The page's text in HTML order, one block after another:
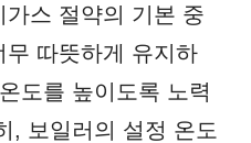
스 절약의 기본 중
따뜻하게 유지하
도를 높이도록 노력
, 보일러의 설정 온도